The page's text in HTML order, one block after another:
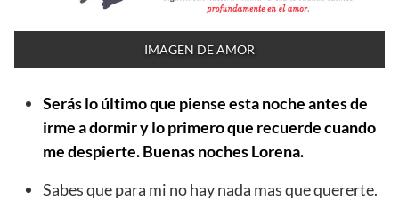
IMAGEN DE AMOR
Serás lo último que piense esta noche antes de
irme a dormir y lo primero que recuerde cuando
me despierte. Buenas noches Lorena.
Sabes que para mi no hay nada mas que quererte.